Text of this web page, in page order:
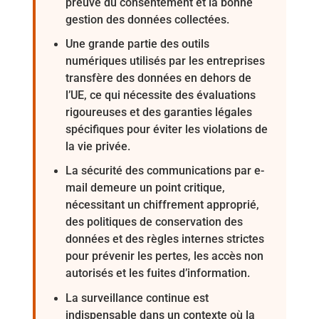
gestion des données collectées.
Une grande partie des outils
numériques utilisés par les entreprises
transfère des données en dehors de
l’UE, ce qui nécessite des évaluations
rigoureuses et des garanties légales
spécifiques pour éviter les violations de
la vie privée.
La sécurité des communications par e-
mail demeure un point critique,
nécessitant un chiffrement approprié,
des politiques de conservation des
données et des règles internes strictes
pour prévenir les pertes, les accès non
autorisés et les fuites d’information.
La surveillance continue est
indispensable dans un contexte où la
Cookie duration:
Session
Consentement aux Cookies
cookie_consent
Provider:
Yobi365
Purpose:
l’utilisateur.
STATISTIQUES
Les cookies statistiques nous aident à comprendre comment les
rapportant des informations de manière anonyme. Cela nous
permet d’améliorer continuellement le contenu et l’expérience